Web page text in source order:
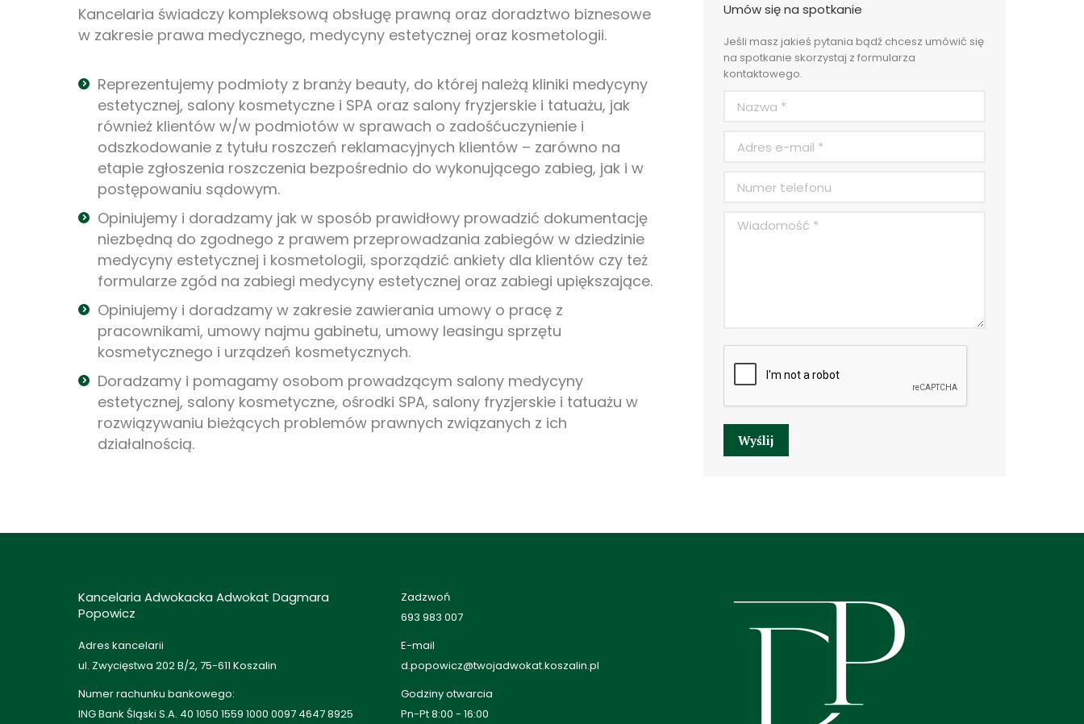
Kancelaria świadczy kompleksową obsługę prawną oraz doradztwo biznesowe
w zakresie prawa medycznego, medycyny estetycznej oraz kosmetologii.
Reprezentujemy podmioty z branży beauty, do której należą kliniki medycyny
estetycznej, salony kosmetyczne i SPA oraz salony fryzjerskie i tatuażu, jak
również klientów w/w podmiotów w sprawach o zadośćuczynienie i
odszkodowanie z tytułu roszczeń reklamacyjnych klientów – zarówno na
etapie zgłoszenia roszczenia bezpośrednio do wykonującego zabieg, jak i w
postępowaniu sądowym.
Opiniujemy i doradzamy jak w sposób prawidłowy prowadzić dokumentację
niezbędną do zgodnego z prawem przeprowadzania zabiegów w dziedzinie
medycyny estetycznej i kosmetologii, sporządzić ankiety dla klientów czy też
formularze zgód na zabiegi medycyny estetycznej oraz zabiegi upiększające.
Opiniujemy i doradzamy w zakresie zawierania umowy o pracę z
pracownikami, umowy najmu gabinetu, umowy leasingu sprzętu
kosmetycznego i urządzeń kosmetycznych.
Doradzamy i pomagamy osobom prowadzącym salony medycyny
estetycznej, salony kosmetyczne, ośrodki SPA, salony fryzjerskie i tatuażu w
rozwiązywaniu bieżących problemów prawnych związanych z ich
działalnością.
Umów się na spotkanie
Jeśli masz jakieś pytania bądź chcesz umówić się
na spotkanie skorzystaj z formularza
kontaktowego.
Wiadomość *
Wyślij
Kancelaria Adwokacka Adwokat Dagmara
Popowicz
Adres kancelarii
ul. Zwycięstwa 202 B/2, 75-611 Koszalin
Numer rachunku bankowego:
ING Bank Śląski S.A. 40 1050 1559 1000 0097 4647 8925
Zadzwoń
693 983 007
E-mail
d.popowicz@twojadwokat.koszalin.pl
Godziny otwarcia
Pn-Pt 8:00 - 16:00